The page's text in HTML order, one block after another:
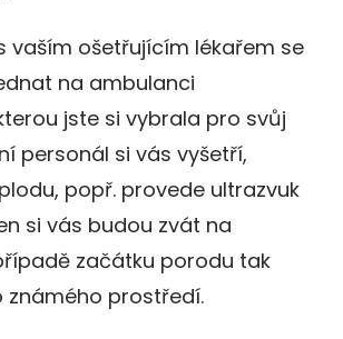
vaším ošetřujícím lékařem se
na ambulanci
jste si vybrala pro svůj
personál si vás vyšetří,
popř. provede ultrazvuk
si vás budou zvát na
začátku porodu tak
známého prostředí.